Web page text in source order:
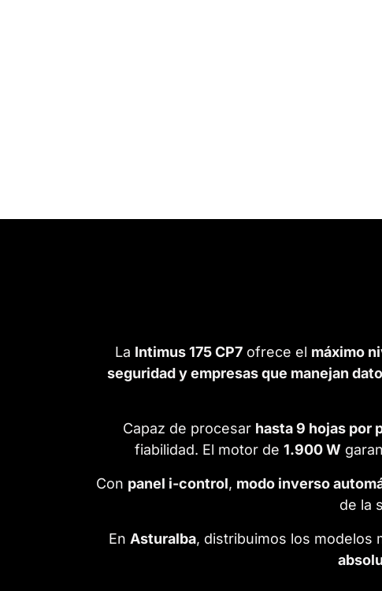
La Intimus 175 CP7 ofrece el máximo
seguridad y empresas que manejan
Capaz de procesar hasta 9 hojas por
fiabilidad. El motor de 1.900 W
Con panel i-control, modo inverso
de la
En Asturalba, distribuimos los modelos